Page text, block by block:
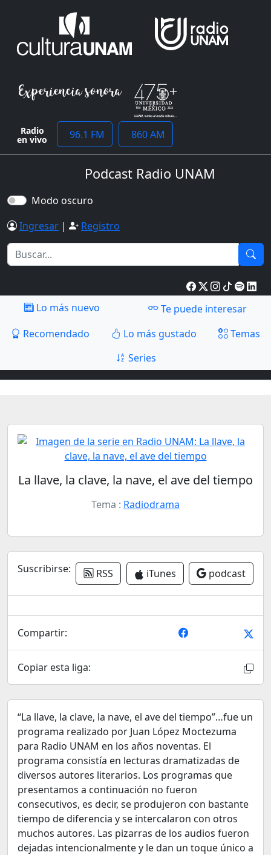
Radio
en vivo 96.1 FM 860 AM
Podcast Radio UNAM
Modo oscuro
Ingresar | Registro
Lo más nuevo
Te puede interesar
Recomendado
Lo más gustado
Temas
Series
La llave, la clave, la nave, el ave del tiempo
Tema : Radiodrama
Suscribirse: RSS iTunes podcast
Compartir:
Copiar esta liga:
“La llave, la clave, la nave, el ave del tiempo”…fue un
programa realizado por Juan López Moctezuma
para Radio UNAM en los años noventas. El
programa consistía en lecturas dramatizadas de
diversos autores literarios. Los programas que
presentamos a continuación no fueron
consecutivos, es decir, se produjeron con bastante
tiempo de diferencia y se intercalaron con otros
muchos autores. Las pizarras de los audios fueron
dejadas intencionalmente y le dan un toque único a